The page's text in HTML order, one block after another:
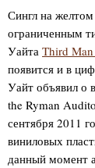
Сингл на
ограниченным
Уайта Third
появится и в
Уайт объявил о
the Ryman
сентября 2011
виниловых
данный момент